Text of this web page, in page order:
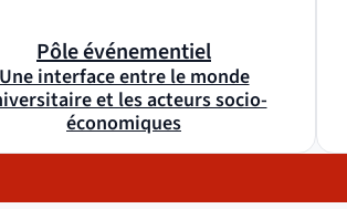
Pôle événementiel
interface entre le monde
et les acteurs socio-
économiques